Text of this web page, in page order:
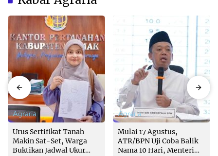
Agraria
Urus Sertifikat Tanah
Makin Sat-Set, Warga
Buktikan Jadwal Ukur
Agraria
Mulai 17 Agustus,
ATR/BPN Uji Coba Balik
Nama 10 Hari, Menteri